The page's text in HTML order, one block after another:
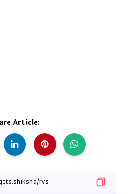
Article: